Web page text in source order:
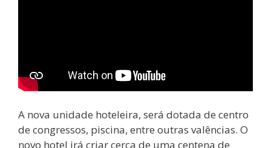
A nova unidade hoteleira, será dotada de centro
de congressos, piscina, entre outras valências. O
novo hotel irá criar cerca de uma centena de